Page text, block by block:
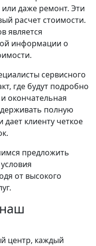
даже ремонт. Эти
расчет стоимости.
является
информации о
сервисного
где будут подробно
окончательная
полную
клиенту четкое
предложить
от высокого
центр, каждый